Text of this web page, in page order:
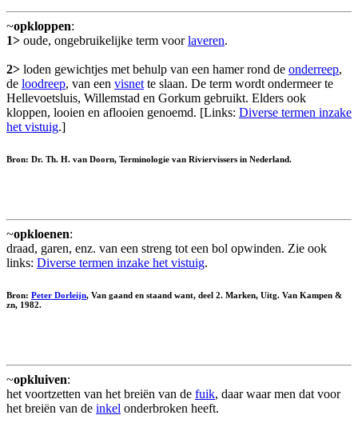
~opkloppen:
1> oude, ongebruikelijke term voorlaveren.
2> loden gewichtjes met behulp van een hamer rond de onderreep,
de loodreep, van een visnet te slaan. De term wordt ondermeer te
Hellevoetsluis, Willemstad en Gorkum gebruikt. Elders ook
kloppen, looien en aflooien genoemd. [Links: Diverse termen inzake
het vistuig.]
Bron: Dr. Th. H. van Doorn, Terminologie van Riviervissers in Nederland.
~opkloenen:
draad, garen, enz. van een streng tot een bol opwinden. Zie ook
links: Diverse termen inzake het vistuig.
Bron: Peter Dorleijn, Van gaand en staand want, deel 2. Marken, Uitg. Van Kampen &
zn, 1982.
~opkluiven:
het voortzetten van het breiën van de fuik, daar waar men dat voor
het breiën van de inkel onderbroken heeft.